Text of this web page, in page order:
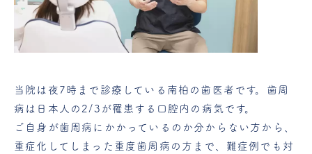
当院は夜7時まで診療している南柏の歯医者です。歯周
病は日本人の2/3が罹患する口腔内の病気です。
ご自身が歯周病にかかっているのか分からない方から、
重症化してしまった重度歯周病の方まで、難症例でも対